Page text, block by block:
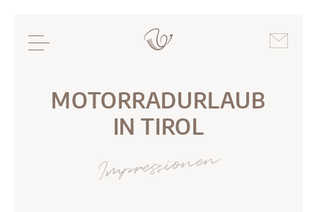
MOTORRADURLAUB
IN TIROL
Impressionen